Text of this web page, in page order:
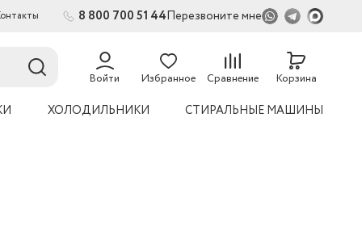
8 800 700 51 44Перезвоните мне
Войти Избранное Сравнение
54
Корзина
ХОЛОДИЛЬНИКИ СТИРАЛЬНЫЕ МАШИНЫ